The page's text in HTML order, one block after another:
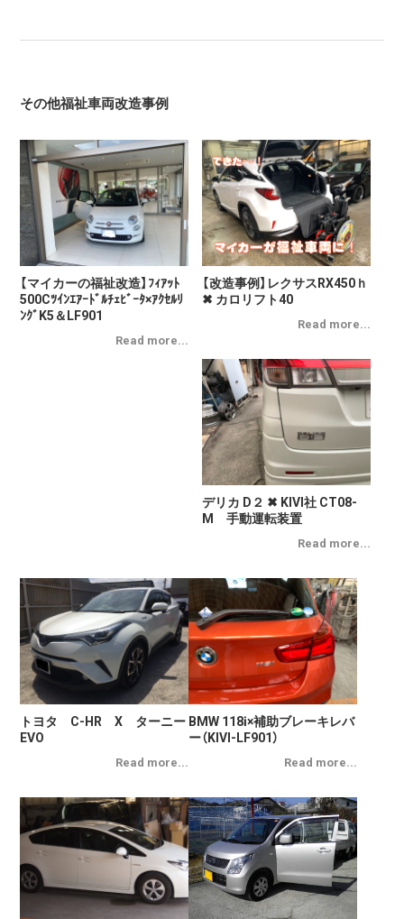
その他福祉車両改造事例
【マイカーの福祉改造】ﾌｨｱｯﾄ
500Cﾂｲﾝｴｱｰﾄﾞﾙﾁｪﾋﾞｰﾀ×ｱｸｾﾙﾘ
ﾝｸﾞK5＆LF901
【改造事例】レクサスRX450ｈ
✖ カロリフト40
デリカ D２ ✖ KIVI社 CT08-
M 手動運転装置
トヨタ C-HR X ターニー
EVO
BMW 118ⅰ×補助ブレーキレバ
ー（KIVI-LF901）